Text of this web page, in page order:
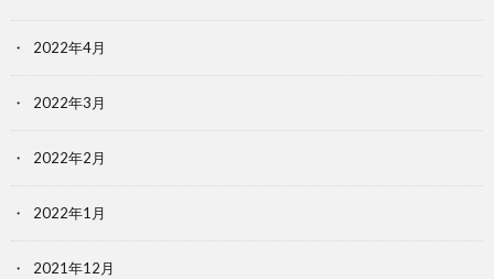
2022年4月
2022年3月
2022年2月
2022年1月
2021年12月